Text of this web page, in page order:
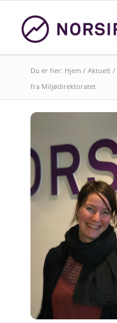
Du er her: Hjem / Aktuelt /
fra Miljødirektoratet